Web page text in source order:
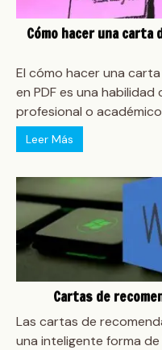
Cómo hacer una carta
El cómo hacer una
en PDF es una
profesional o académico
Leer Más
Cartas de
Las cartas de
una inteligente forma